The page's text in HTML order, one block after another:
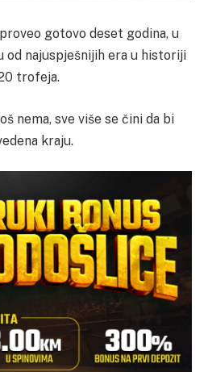
gotovo deset godina, u
od najuspješnijih era u historiji
trofeja.
nema, sve više se čini da bi
kraju.